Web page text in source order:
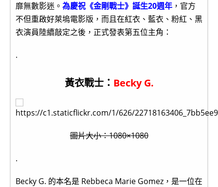
靡無數影迷。 為慶祝《金剛戰士》誕生20週年 ，官方
不但重啟好萊塢電影版，而且在紅衣、藍衣、粉紅、黑
衣演員陸續敲定之後，正式發表第五位主角：
.
黃衣戰士： Becky G.
圖片大小：1080×1080
.
Becky G. 的本名是 Rebbeca Marie Gomez，是一位在